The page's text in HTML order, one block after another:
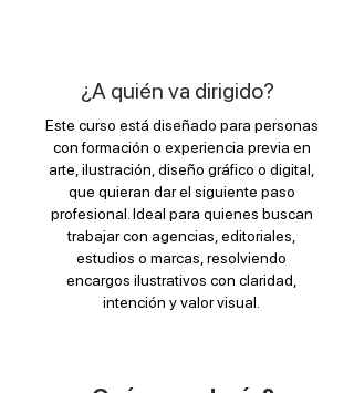
¿A quién va dirigido?
Este curso está diseñado para personas
con formación o experiencia previa en
arte, ilustración, diseño gráfico o digital,
que quieran dar el siguiente paso
profesional. Ideal para quienes buscan
trabajar con agencias, editoriales,
estudios o marcas, resolviendo
encargos ilustrativos con claridad,
intención y valor visual.